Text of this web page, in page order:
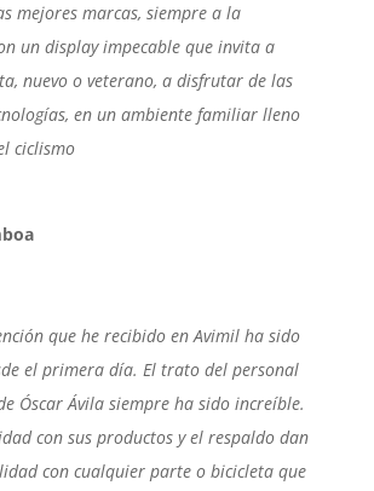
mejores marcas, siempre a la
un display impecable que invita a
nuevo o veterano, a disfrutar de las
en un ambiente familiar lleno
ciclismo
que he recibido en Avimil ha sido
el primera día. El trato del personal
Óscar Ávila siempre ha sido increíble.
con sus productos y el respaldo dan
con cualquier parte o bicicleta que